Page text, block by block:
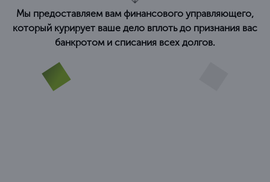
Мы предоставляем вам финансового управляющего,
который курирует ваше дело вплоть до признания вас
банкротом и списания всех долгов.